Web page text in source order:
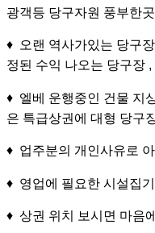
광객등 당구자원 풍부한
♦ 오랜 역사가있는 당구
정된 수익 나오는 당구장 ,
♦ 엘베 운행중인 건물 지
은 특급상권에 대형 당구
♦ 업주분의 개인사유로
♦ 영업에 필요한 시설집
♦ 상권 위치 보시면 마음